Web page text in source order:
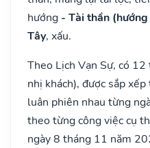
hướng - Tài thần
Tây, xấu.
Theo Lịch Vạn Sự, có
nhị khách), được sắp
luân phiên nhau từng
theo từng công việc cụ
ngày 8 tháng 11 năm